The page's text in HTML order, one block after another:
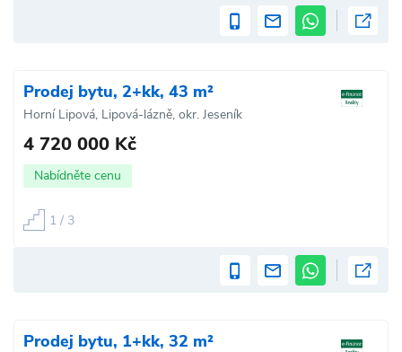
Prodej bytu, 2+kk, 43 m²
Horní Lipová, Lipová-lázně, okr. Jeseník
4 720 000 Kč
Nabídněte cenu
1 / 3
Prodej bytu, 1+kk, 32 m²